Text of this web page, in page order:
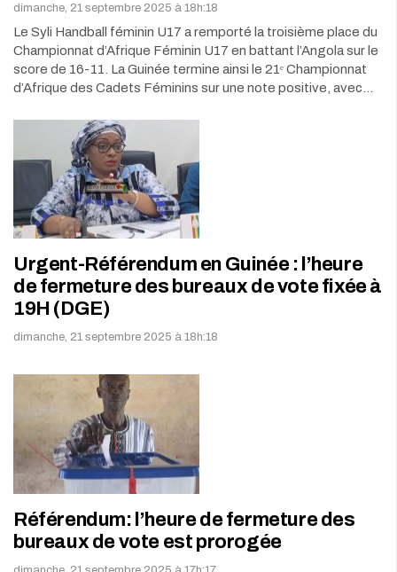
dimanche, 21 septembre 2025 à 18h:18
Le Syli Handball féminin U17 a remporté la troisième place du
Championnat d’Afrique Féminin U17 en battant l’Angola sur le
score de 16-11. La Guinée termine ainsi le 21ᵉ Championnat
d’Afrique des Cadets Féminins sur une note positive, avec…
Urgent-Référendum en Guinée : l’heure
de fermeture des bureaux de vote fixée à
19H (DGE)
dimanche, 21 septembre 2025 à 18h:18
Référendum: l’heure de fermeture des
bureaux de vote est prorogée